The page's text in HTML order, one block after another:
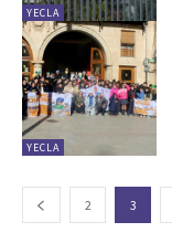
YECLA
YECLA
2 3